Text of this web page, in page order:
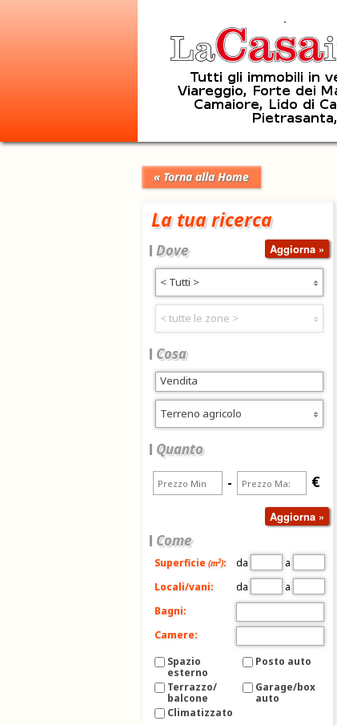
« Torna alla Home
La tua ricerca
Dove
< Tutti >
< tutte le zone >
Cosa
Terreno agricolo
Quanto
- €
Come
Superficie (m2): da
a
Locali/vani:
da
a
Bagni:
Camere:
Spazio
esterno
Posto auto
Terrazzo/
balcone
Garage/box
auto
Climatizzato